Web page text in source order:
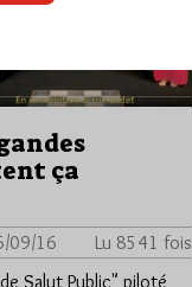
ça
09/16
Lu 8541 fois
Salut Public" piloté